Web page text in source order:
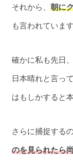
それから、 朝に
も言われています
確かに私も先日
日本晴れと言っ
はもしかすると
さらに捕捉する
のを見られたら